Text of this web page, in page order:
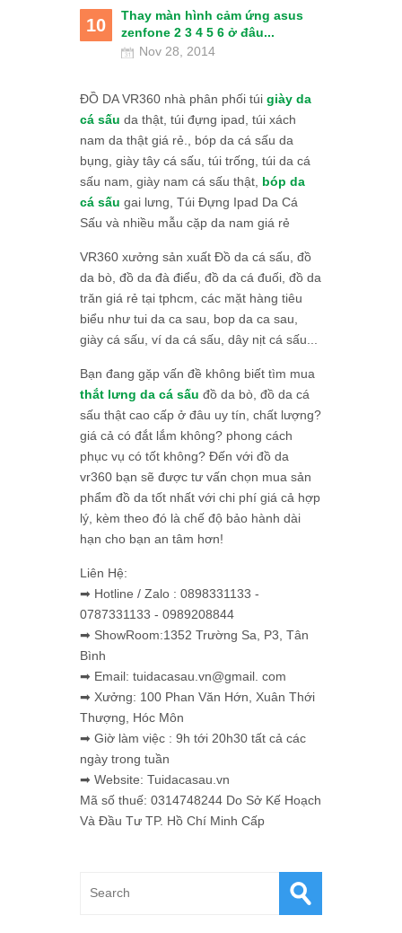
10
Thay màn hình cảm ứng asus
zenfone 2 3 4 5 6 ở đâu...
Nov 28, 2014
ĐỒ DA VR360 nhà phân phối túi giày da
cá sấu da thật, túi đựng ipad, túi xách
nam da thật giá rẻ., bóp da cá sấu da
bụng, giày tây cá sấu, túi trống, túi da cá
sấu nam, giày nam cá sấu thật, bóp da
cá sấu gai lưng, Túi Đựng Ipad Da Cá
Sấu và nhiều mẫu cặp da nam giá rẻ
VR360 xưởng sản xuất Đồ da cá sấu, đồ
da bò, đồ da đà điểu, đồ da cá đuối, đồ da
trăn giá rẻ tại tphcm, các mặt hàng tiêu
biểu như tui da ca sau, bop da ca sau,
giày cá sấu, ví da cá sấu, dây nịt cá sấu...
Bạn đang gặp vấn đề không biết tìm mua
thắt lưng da cá sấu đồ da bò, đồ da cá
sấu thật cao cấp ở đâu uy tín, chất lượng?
giá cả có đắt lắm không? phong cách
phục vụ có tốt không? Đến với đồ da
vr360 bạn sẽ được tư vấn chọn mua sản
phẩm đồ da tốt nhất với chi phí giá cả hợp
lý, kèm theo đó là chế độ bảo hành dài
hạn cho bạn an tâm hơn!
Liên Hệ:
➡ Hotline / Zalo : 0898331133 -
0787331133 - 0989208844
➡ ShowRoom:1352 Trường Sa, P3, Tân
Bình
➡ Email: tuidacasau.vn@gmail. com
➡ Xưởng: 100 Phan Văn Hớn, Xuân Thới
Thượng, Hóc Môn
➡ Giờ làm việc : 9h tới 20h30 tất cả các
ngày trong tuần
➡ Website: Tuidacasau.vn
Mã số thuế: 0314748244 Do Sở Kế Hoạch
Và Đầu Tư TP. Hồ Chí Minh Cấp